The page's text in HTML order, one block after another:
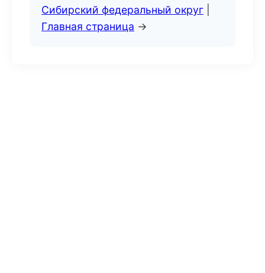
Сибирский федеральный округ
Главная страница →